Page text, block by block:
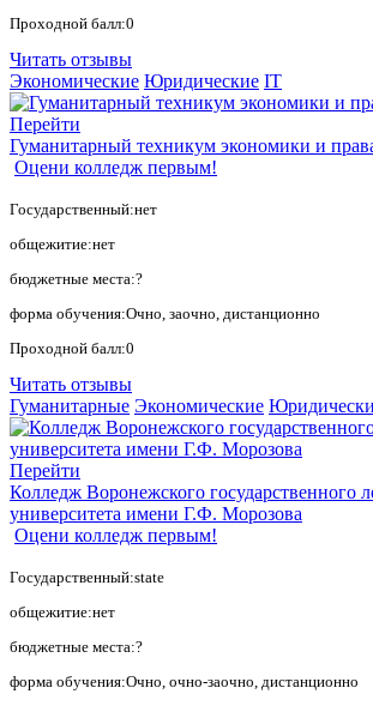
Проходной балл:0
Читать отзывы
Экономические Юридические IT
Перейти
Гуманитарный техникум экономики и
Оцени колледж первым!
Государственный:нет
общежитие:нет
бюджетные места:?
форма обучения:Очно, заочно, дистанционно
Проходной балл:0
Читать отзывы
Гуманитарные Экономические
Перейти
Колледж Воронежского государственного
университета имени Г.Ф. Морозова
Оцени колледж первым!
Государственный:state
общежитие:нет
бюджетные места:?
форма обучения:Очно, очно-заочно, дистанционно